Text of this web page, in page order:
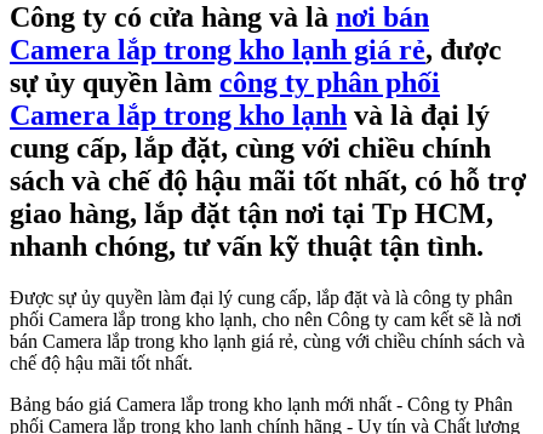
Công ty có cửa hàng và là nơi bán
Camera lắp trong kho lạnh giá rẻ, được
sự ủy quyền làm công ty phân phối
Camera lắp trong kho lạnh và là đại lý
cung cấp, lắp đặt, cùng với chiều chính
sách và chế độ hậu mãi tốt nhất, có hỗ trợ
giao hàng, lắp đặt tận nơi tại Tp HCM,
nhanh chóng, tư vấn kỹ thuật tận tình.
Được sự ủy quyền làm đại lý cung cấp, lắp đặt và là công ty phân
phối Camera lắp trong kho lạnh, cho nên Công ty cam kết sẽ là nơi
bán Camera lắp trong kho lạnh giá rẻ, cùng với chiều chính sách và
chế độ hậu mãi tốt nhất.
Bảng báo giá Camera lắp trong kho lạnh mới nhất - Công ty Phân
phối Camera lắp trong kho lạnh chính hãng - Uy tín và Chất lượng